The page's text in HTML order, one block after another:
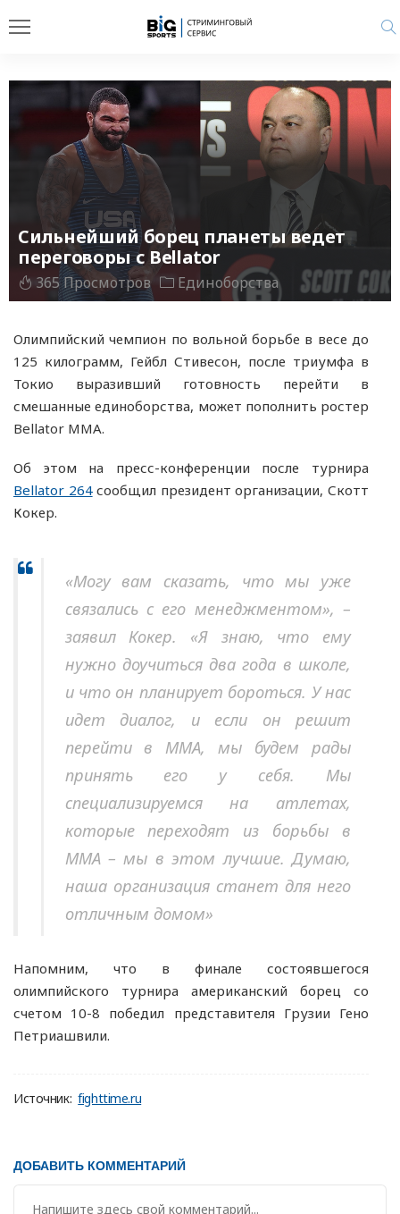
Сильнейший борец планеты ведет
переговоры с Bellator
365 Просмотров Единоборства
Олимпийский чемпион по вольной борьбе в весе до
125 килограмм, Гейбл Стивесон, после триумфа в
Токио выразивший готовность перейти в
смешанные единоборства, может пополнить ростер
Bellator MMA.
Об этом на пресс-конференции после турнира
Bellator 264сообщил президент организации, Скотт
Кокер.
«Могу вам сказать, что мы уже
связались с его менеджментом», –
заявил Кокер. «Я знаю, что ему
нужно доучиться два года в школе,
и что он планирует бороться. У нас
идет диалог, и если он решит
перейти в ММА, мы будем рады
принять его у себя. Мы
специализируемся на атлетах,
которые переходят из борьбы в
ММА – мы в этом лучшие. Думаю,
наша организация станет для него
отличным домом»
Напомним, что в финале состоявшегося
олимпийского турнира американский борец со
счетом 10-8 победил представителя Грузии Гено
Петриашвили.
Источник: fighttime.ru
ДОБАВИТЬ КОММЕНТАРИЙ